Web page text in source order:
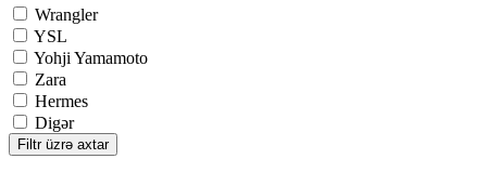
Wrangler
YSL
Yohji Yamamoto
Zara
Hermes
Digər
Filtr üzrə axtar